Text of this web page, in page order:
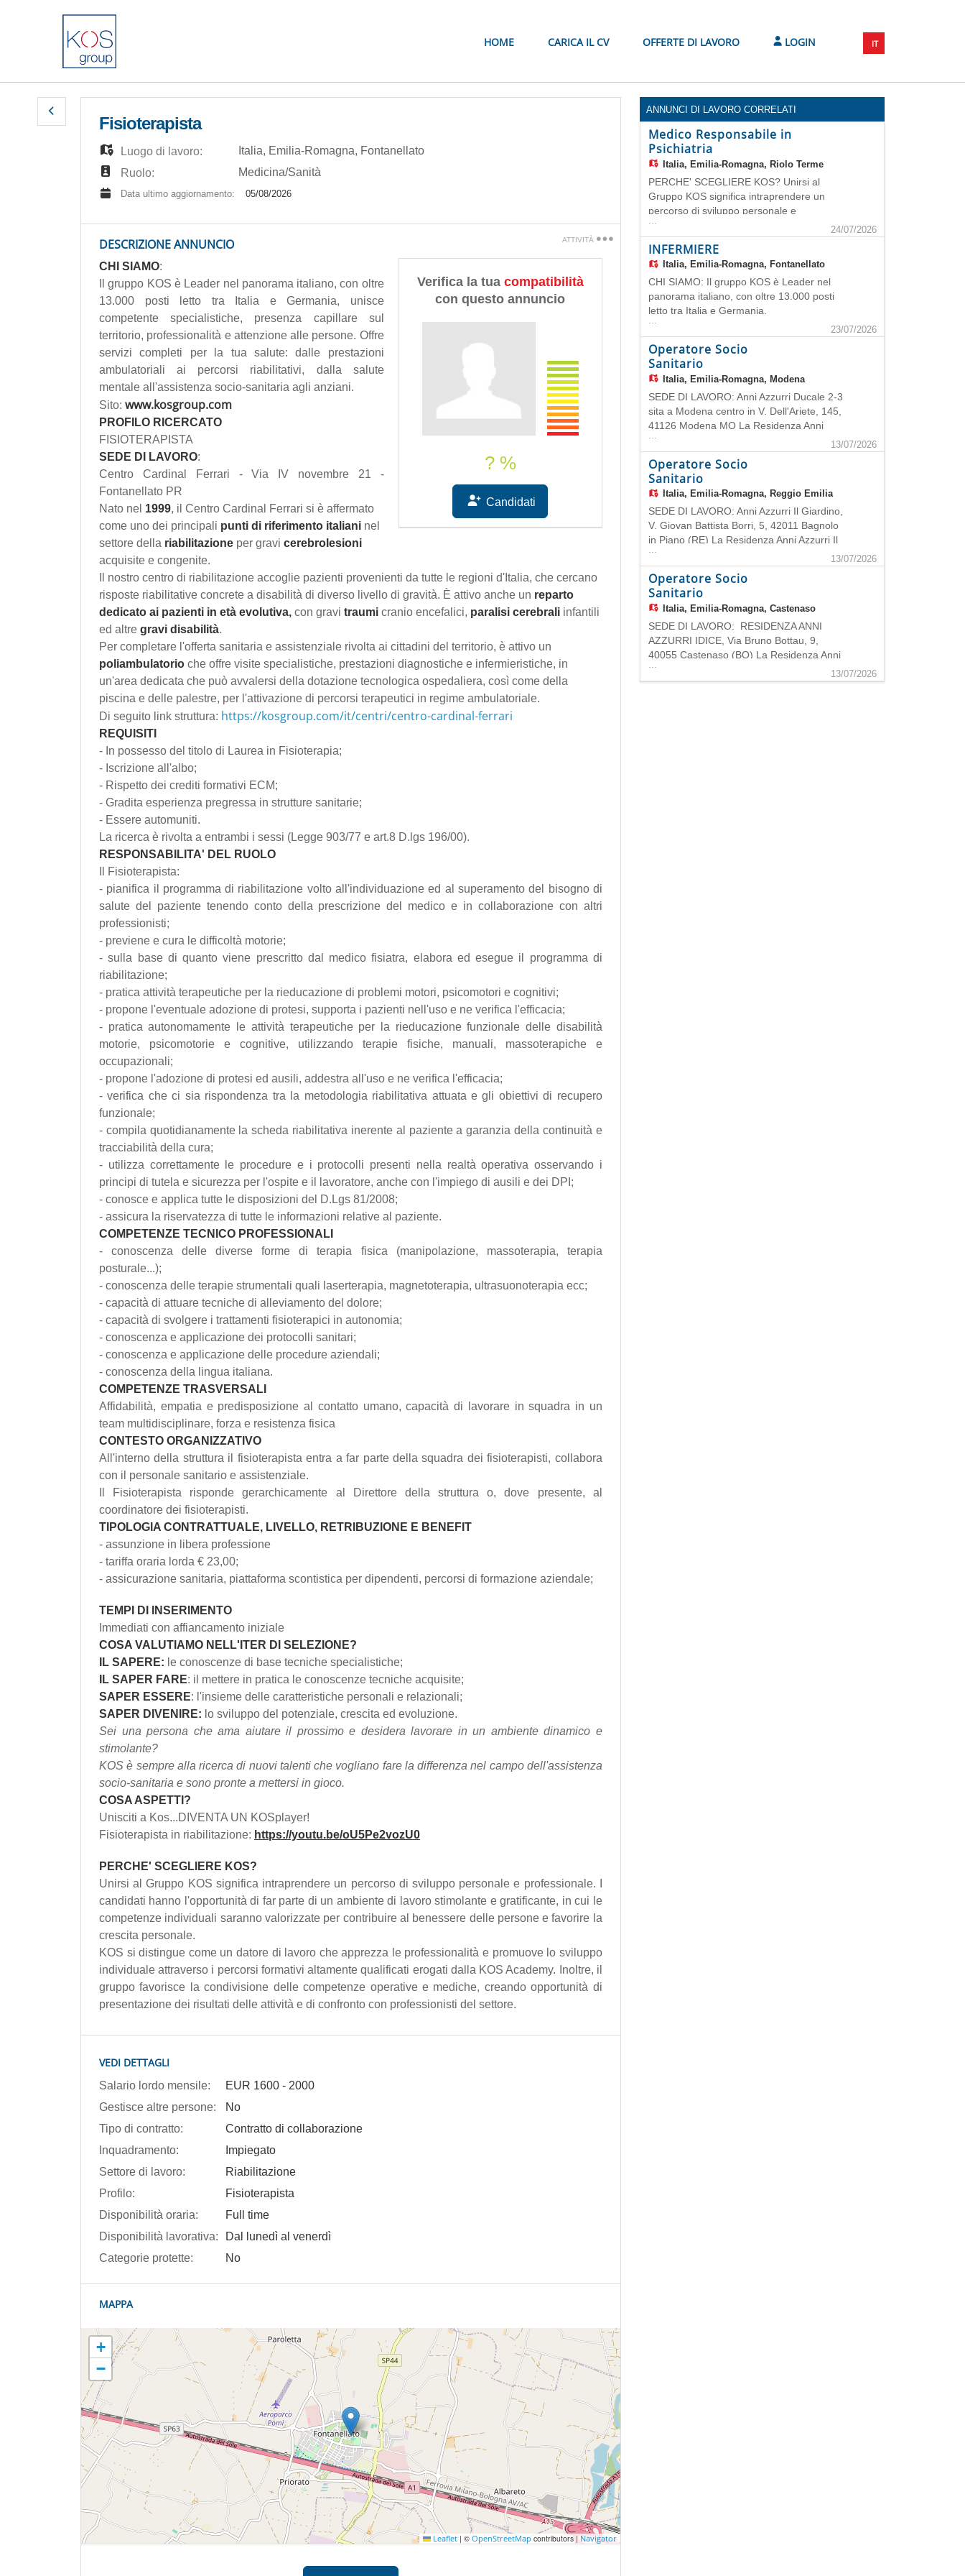
HOME CARICA IL CV OFFERTE DI LAVORO LOGIN IT
Fisioterapista
Luogo di lavoro: Italia, Emilia-Romagna, Fontanellato
Ruolo:
Medicina/Sanità
Data ultimo aggiornamento: 05/08/2026
ATTIVITÀ
Dillo a un amico
DESCRIZIONE ANNUNCIO
Verifica la tua compatibilità
con questo annuncio
? %
Candidati
CHI SIAMO:
Il gruppo KOS è Leader nel panorama italiano, con oltre
13.000 posti letto tra Italia e Germania, unisce
competente specialistiche, presenza capillare sul
territorio, professionalità e attenzione alle persone. Offre
servizi completi per la tua salute: dalle prestazioni
ambulatoriali ai percorsi riabilitativi, dalla salute
mentale all'assistenza socio-sanitaria agli anziani.
Sito: www.kosgroup.com
PROFILO RICERCATO
FISIOTERAPISTA
SEDE DI LAVORO:
Centro Cardinal Ferrari - Via IV novembre 21 -
Fontanellato PR
Nato nel 1999, il Centro Cardinal Ferrari si è affermato
come uno dei principali punti di riferimento italiani nel
settore della riabilitazione per gravi cerebrolesioni
acquisite e congenite.
Il nostro centro di riabilitazione accoglie pazienti provenienti da tutte le regioni d'Italia, che cercano
risposte riabilitative concrete a disabilità di diverso livello di gravità. È attivo anche un reparto
dedicato ai pazienti in età evolutiva, con gravi traumi cranio encefalici, paralisi cerebrali infantili
ed altre gravi disabilità.
Per completare l'offerta sanitaria e assistenziale rivolta ai cittadini del territorio, è attivo un
poliambulatorio che offre visite specialistiche, prestazioni diagnostiche e infermieristiche, in
un'area dedicata che può avvalersi della dotazione tecnologica ospedaliera, così come della
piscina e delle palestre, per l'attivazione di percorsi terapeutici in regime ambulatoriale.
Di seguito link struttura: https://kosgroup.com/it/centri/centro-cardinal-ferrari
REQUISITI
- In possesso del titolo di Laurea in Fisioterapia;
- Iscrizione all'albo;
- Rispetto dei crediti formativi ECM;
- Gradita esperienza pregressa in strutture sanitarie;
- Essere automuniti.
La ricerca è rivolta a entrambi i sessi (Legge 903/77 e art.8 D.lgs 196/00).
RESPONSABILITA' DEL RUOLO
Il Fisioterapista:
- pianifica il programma di riabilitazione volto all'individuazione ed al superamento del bisogno di
salute del paziente tenendo conto della prescrizione del medico e in collaborazione con altri
professionisti;
- previene e cura le difficoltà motorie;
- sulla base di quanto viene prescritto dal medico fisiatra, elabora ed esegue il programma di
riabilitazione;
- pratica attività terapeutiche per la rieducazione di problemi motori, psicomotori e cognitivi;
- propone l'eventuale adozione di protesi, supporta i pazienti nell'uso e ne verifica l'efficacia;
- pratica autonomamente le attività terapeutiche per la rieducazione funzionale delle disabilità
motorie, psicomotorie e cognitive, utilizzando terapie fisiche, manuali, massoterapiche e
occupazionali;
- propone l'adozione di protesi ed ausili, addestra all'uso e ne verifica l'efficacia;
- verifica che ci sia rispondenza tra la metodologia riabilitativa attuata e gli obiettivi di recupero
funzionale;
- compila quotidianamente la scheda riabilitativa inerente al paziente a garanzia della continuità e
tracciabilità della cura;
- utilizza correttamente le procedure e i protocolli presenti nella realtà operativa osservando i
principi di tutela e sicurezza per l'ospite e il lavoratore, anche con l'impiego di ausili e dei DPI;
- conosce e applica tutte le disposizioni del D.Lgs 81/2008;
- assicura la riservatezza di tutte le informazioni relative al paziente.
COMPETENZE TECNICO PROFESSIONALI
- conoscenza delle diverse forme di terapia fisica (manipolazione, massoterapia, terapia
posturale...);
- conoscenza delle terapie strumentali quali laserterapia, magnetoterapia, ultrasuonoterapia ecc;
- capacità di attuare tecniche di alleviamento del dolore;
- capacità di svolgere i trattamenti fisioterapici in autonomia;
- conoscenza e applicazione dei protocolli sanitari;
- conoscenza e applicazione delle procedure aziendali;
- conoscenza della lingua italiana.
COMPETENZE TRASVERSALI
Affidabilità, empatia e predisposizione al contatto umano, capacità di lavorare in squadra in un
team multidisciplinare, forza e resistenza fisica
CONTESTO ORGANIZZATIVO
All'interno della struttura il fisioterapista entra a far parte della squadra dei fisioterapisti, collabora
con il personale sanitario e assistenziale.
Il Fisioterapista risponde gerarchicamente al Direttore della struttura o, dove presente, al
coordinatore dei fisioterapisti.
TIPOLOGIA CONTRATTUALE, LIVELLO, RETRIBUZIONE E BENEFIT
- assunzione in libera professione
- tariffa oraria lorda € 23,00;
- assicurazione sanitaria, piattaforma scontistica per dipendenti, percorsi di formazione aziendale;
TEMPI DI INSERIMENTO
Immediati con affiancamento iniziale
COSA VALUTIAMO NELL'ITER DI SELEZIONE?
IL SAPERE: le conoscenze di base tecniche specialistiche;
IL SAPER FARE: il mettere in pratica le conoscenze tecniche acquisite;
SAPER ESSERE: l'insieme delle caratteristiche personali e relazionali;
SAPER DIVENIRE: lo sviluppo del potenziale, crescita ed evoluzione.
Sei una persona che ama aiutare il prossimo e desidera lavorare in un ambiente dinamico e
stimolante?
KOS è sempre alla ricerca di nuovi talenti che vogliano fare la differenza nel campo dell'assistenza
socio-sanitaria e sono pronte a mettersi in gioco.
COSA ASPETTI?
Unisciti a Kos...DIVENTA UN KOSplayer!
Fisioterapista in riabilitazione: https://youtu.be/oU5Pe2vozU0
PERCHE' SCEGLIERE KOS?
Unirsi al Gruppo KOS significa intraprendere un percorso di sviluppo personale e professionale. I
candidati hanno l'opportunità di far parte di un ambiente di lavoro stimolante e gratificante, in cui le
competenze individuali saranno valorizzate per contribuire al benessere delle persone e favorire la
crescita personale.
KOS si distingue come un datore di lavoro che apprezza le professionalità e promuove lo sviluppo
individuale attraverso i percorsi formativi altamente qualificati erogati dalla KOS Academy. Inoltre, il
gruppo favorisce la condivisione delle competenze operative e mediche, creando opportunità di
presentazione dei risultati delle attività e di confronto con professionisti del settore.
VEDI DETTAGLI
Salario lordo mensile: EUR 1600 - 2000
Gestisce altre persone:
No
Tipo di contratto:
Contratto di collaborazione
Inquadramento:
Impiegato
Settore di lavoro:
Riabilitazione
Profilo:
Fisioterapista
Disponibilità oraria:
Full time
Disponibilità lavorativa:
Dal lunedì al venerdì
Categorie protette:
No
MAPPA
+
−
Leaflet | © OpenStreetMap contributors | Navigator
ANNUNCI DI LAVORO CORRELATI
Medico Responsabile in
Psichiatria
Italia, Emilia-Romagna, Riolo Terme
PERCHE' SCEGLIERE KOS? Unirsi al
Gruppo KOS significa intraprendere un
percorso di sviluppo personale e
professionale. I candidati hanno
l'opportunità di far parte di un ambiente di
lavoro stimolante e gratificante, in cui le
competenze individuali saranno valorizzate
per contribuire al benessere de
24/07/2026
INFERMIERE
Italia, Emilia-Romagna, Fontanellato
CHI SIAMO: Il gruppo KOS è Leader nel
panorama italiano, con oltre 13.000 posti
letto tra Italia e Germania,
unisce competente specialistiche,
presenza capillare sul territorio,
professionalità e attenzione alle persone.
Offre servizi completi per la tua salute:
dalle prestazioni ambulatoriali ai pe
23/07/2026
Operatore Socio
Sanitario
Italia, Emilia-Romagna, Modena
SEDE DI LAVORO: Anni Azzurri Ducale 2-3
sita a Modena centro in V. Dell'Ariete, 145,
41126 Modena MO La Residenza Anni
Azzurri Ducale 2-3 offre ospitalità e servizi
assistenziali sia a persone autosufficienti,
sia a persone con diverse condizioni di non
autosufficienza e/o grave decadimento
cognitiv
13/07/2026
Operatore Socio
Sanitario
Italia, Emilia-Romagna, Reggio Emilia
SEDE DI LAVORO: Anni Azzurri Il Giardino,
V. Giovan Battista Borri, 5, 42011 Bagnolo
in Piano (RE) La Residenza Anni Azzurri Il
Giardino, con 80 posti letto, offre ospitalità
e servizi assistenziali sia a
persone autosufficienti, sia a persone
con diverse condizioni di non
autosufficienza e/o grave
13/07/2026
Operatore Socio
Sanitario
Italia, Emilia-Romagna, Castenaso
SEDE DI LAVORO: RESIDENZA ANNI
AZZURRI IDICE, Via Bruno Bottau, 9,
40055 Castenaso (BO) La Residenza Anni
Azzurri Idice, con 100 posti letto,
offre ospitalità e servizi assistenziali sia a
13/07/2026